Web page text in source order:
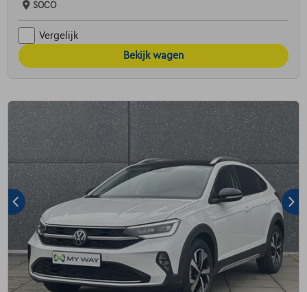
SOCO
Vergelijk
Bekijk wagen